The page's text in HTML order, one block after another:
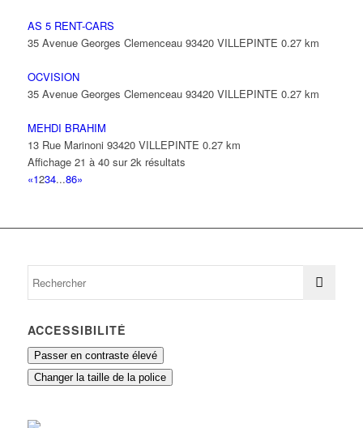
AS 5 RENT-CARS
35 Avenue Georges Clemenceau 93420 VILLEPINTE 0.27 km
OCVISION
35 Avenue Georges Clemenceau 93420 VILLEPINTE 0.27 km
MEHDI BRAHIM
13 Rue Marinoni 93420 VILLEPINTE 0.27 km
Affichage 21 à 40 sur 2k résultats
«1234...86»
ACCESSIBILITÉ
Passer en contraste élevé
Changer la taille de la police